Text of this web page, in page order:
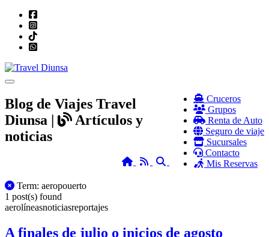
Toggle navigation
Cruceros
Grupos
Renta de Auto
Seguro de viaje
Sucursales
Contacto
Mis Reservas
Blog de Viajes Travel
Diunsa |
Artículos y
noticias
HomeRSS Search
All Posts
Term: aeropouerto
1 post(s) found
aerolíneasnoticiasreportajes
A finales de julio o inicios de agosto